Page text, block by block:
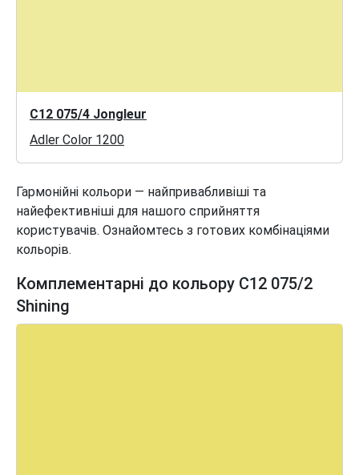
C12 075/4 Jongleur
Adler Color 1200
Гармонійні кольори — найпривабливіші та
найефективніші для нашого сприйняття
користувачів. Ознайомтесь з готових комбінаціями
кольорів.
Комплементарні до кольору C12 075/2
Shining